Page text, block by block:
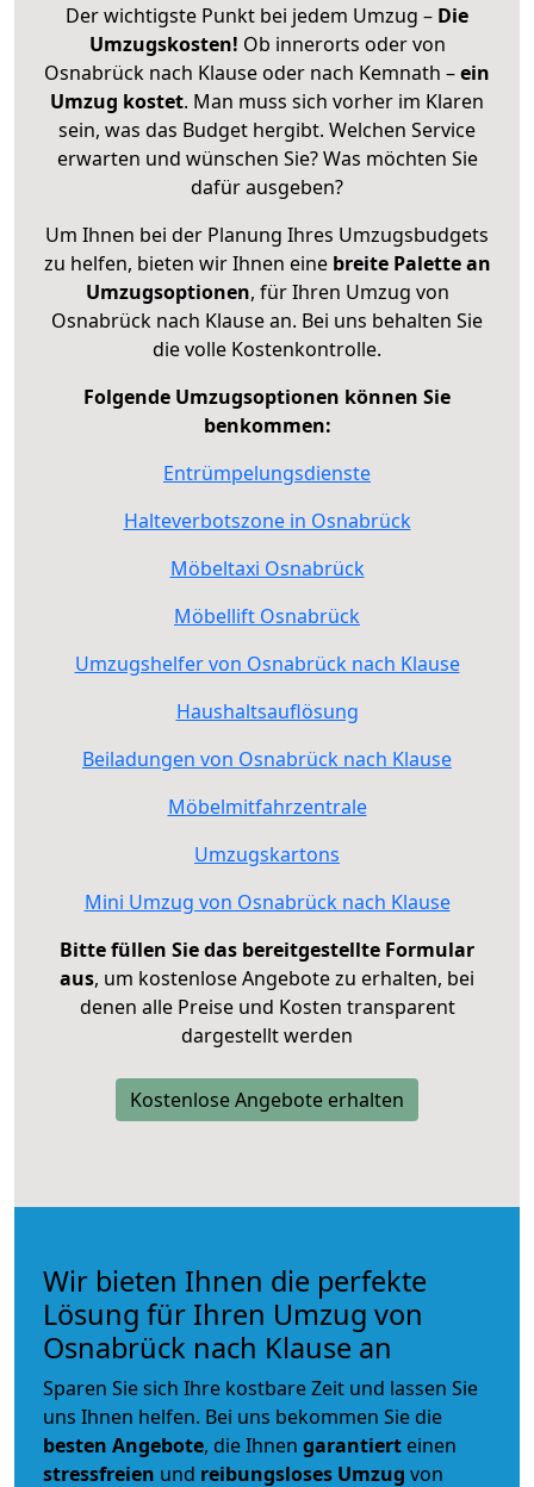
Der wichtigste Punkt bei jedem Umzug – Die
Umzugskosten! Ob innerorts oder von
Osnabrück nach Klause oder nach Kemnath –ein
Umzug kostet. Man muss sich vorher im Klaren
sein, was das Budget hergibt. Welchen Service
erwarten und wünschen Sie? Was möchten Sie
dafür ausgeben?
Um Ihnen bei der Planung Ihres Umzugsbudgets
zu helfen, bieten wir Ihnen eine breite Palette an
Umzugsoptionen, für Ihren Umzug von
Osnabrück nach Klause an. Bei uns behalten Sie
die volle Kostenkontrolle.
Folgende Umzugsoptionen können Sie
benkommen:
Entrümpelungsdienste
Halteverbotszone in Osnabrück
Möbeltaxi Osnabrück
Möbellift Osnabrück
Umzugshelfer von Osnabrück nach Klause
Haushaltsauflösung
Beiladungen von Osnabrück nach Klause
Möbelmitfahrzentrale
Umzugskartons
Mini Umzug von Osnabrück nach Klause
Bitte füllen Sie das bereitgestellte Formular
aus, um kostenlose Angebote zu erhalten, bei
denen alle Preise und Kosten transparent
dargestellt werden
Kostenlose Angebote erhalten
Wir bieten Ihnen die perfekte
Lösung für Ihren Umzug von
Osnabrück nach Klause an
Sparen Sie sich Ihre kostbare Zeit und lassen Sie
uns Ihnen helfen. Bei uns bekommen Sie die
besten Angebote, die Ihnen garantiert einen
stressfreien und reibungsloses Umzug von